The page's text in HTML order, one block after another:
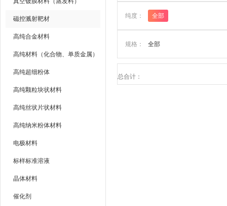
磁控溅射靶材
高纯合金材料
高纯材料（化合物、单质金属）
高纯超细粉体
高纯颗粒块状材料
高纯丝状片状材料
高纯纳米粉体材料
电极材料
标样标准溶液
晶体材料
催化剂
纯度： 全部
规格： 全部
总合计：